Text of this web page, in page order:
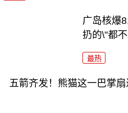
广岛核爆
扔的\"都不
最热
五箭齐发！熊猫这一巴掌